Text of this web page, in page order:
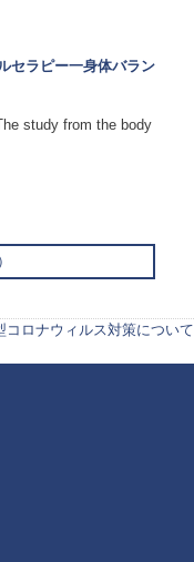
セラピー一身体バラン
study from the body